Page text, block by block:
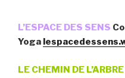
L’ESPACE DES SENS
Yoga
LE CHEMIN DE L’ARBRE